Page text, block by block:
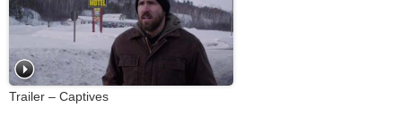
Trailer – Captives